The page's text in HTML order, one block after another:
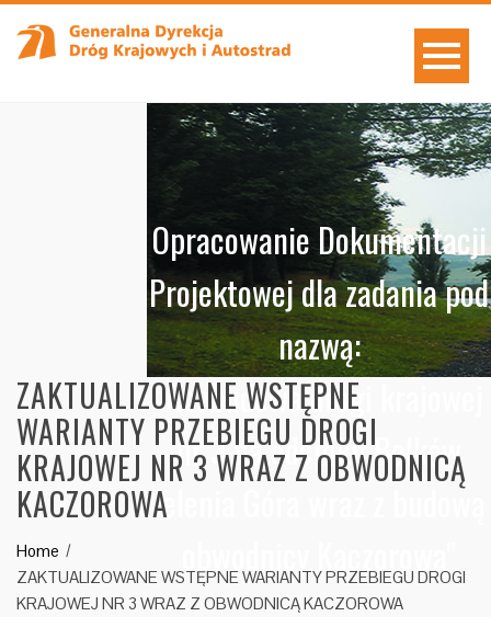
Opracowanie Dokumentacji
Projektowej dla zadania pod
nazwą:
"Rozbudowa drogi krajowej
nr 3 na odcinku Bolków
Jelenia Góra wraz z budową
ZAKTUALIZOWANE WSTĘPNE
WARIANTY PRZEBIEGU DROGI
KRAJOWEJ NR 3 WRAZ Z OBWODNICĄ
KACZOROWA
Home
ZAKTUALIZOWANE WSTĘPNE WARIANTY PRZEBIEGU DROGI
KRAJOWEJ NR 3 WRAZ Z OBWODNICĄ KACZOROWA